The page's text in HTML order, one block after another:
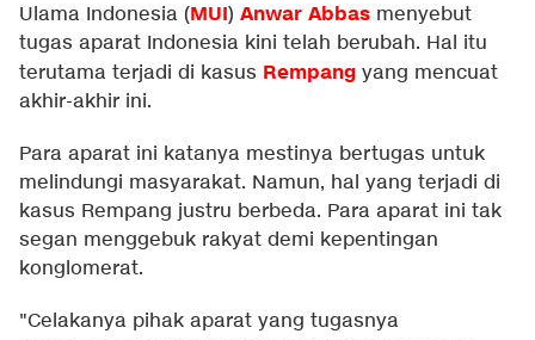
Ulama Indonesia (MUI) Anwar Abbas menyebut
tugas aparat Indonesia kini telah berubah. Hal itu
terutama terjadi di kasus Rempang yang mencuat
akhir-akhir ini.
Para aparat ini katanya mestinya bertugas untuk
melindungi masyarakat. Namun, hal yang terjadi di
kasus Rempang justru berbeda. Para aparat ini tak
segan menggebuk rakyat demi kepentingan
konglomerat.
"Celakanya pihak aparat yang tugasnya